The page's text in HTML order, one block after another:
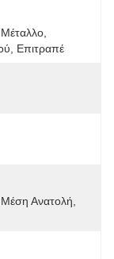
Επιτραπέ
Ανατολή,